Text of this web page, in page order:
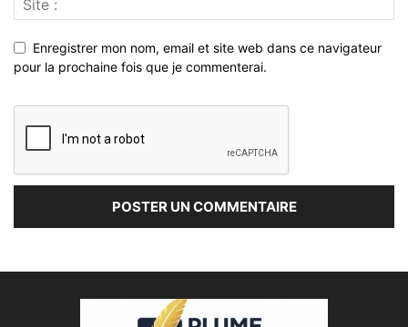
Enregistrer mon nom, email et site web dans ce navigateur
pour la prochaine fois que je commenterai.